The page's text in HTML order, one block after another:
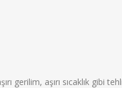
gerilim, aşırı sıcaklık gibi